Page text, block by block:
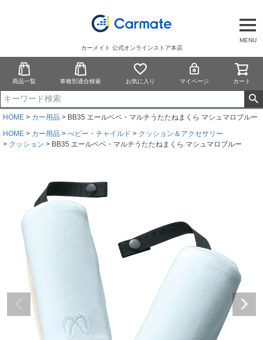
MENU
カーメイト 公式オンラインストア本店
商品一覧 車種別適合検索 お気に入り マイページ カート
HOME カー用品
BB35 エールベベ・マルチうたたねまくら マシュマロブルー
HOME
カー用品 べビー・チャイルド
クッション＆アクセサリー
クッション
BB35 エールベベ・マルチうたたねまくら マシュマロブルー